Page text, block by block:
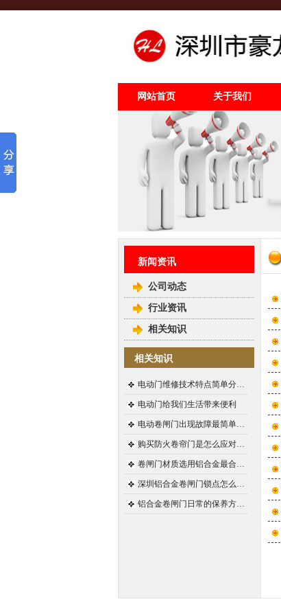
网站首页 关于我们
新闻资讯
公司动态
行业资讯
相关知识
相关知识
电动门维修技术特点简单分…
电动门给我们生活带来便利
电动卷闸门出现故障最简单…
购买防火卷帘门是怎么应对…
卷闸门材质选用铝合金最合…
深圳铝合金卷闸门锁点怎么…
铝合金卷闸门日常的保养方…